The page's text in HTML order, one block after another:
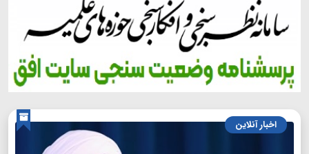
اخبار آنلاین